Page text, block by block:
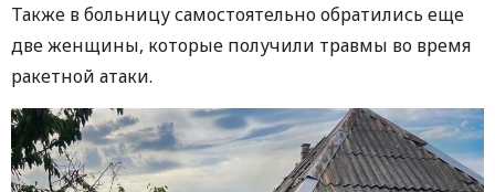
Также в больницу самостоятельно обратились еще
две женщины, которые получили травмы во время
ракетной атаки.